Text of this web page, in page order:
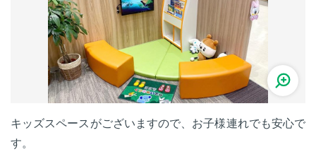
キッズスペースがございますので、お子様連れでも安心で
す。